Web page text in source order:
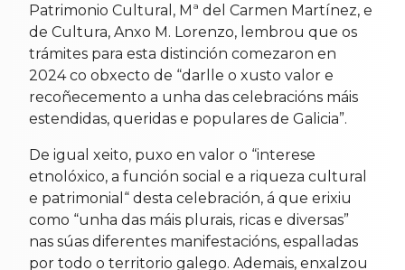
Patrimonio Cultural, Mª del Carmen Martínez, e
de Cultura, Anxo M. Lorenzo, lembrou que os
trámites para esta distinción comezaron en
2024 co obxecto de “darlle o xusto valor e
recoñecemento a unha das celebracións máis
estendidas, queridas e populares de Galicia”.
De igual xeito, puxo en valor o “interese
etnolóxico, a función social e a riqueza cultural
e patrimonial“ desta celebración, á que erixiu
como “unha das máis plurais, ricas e diversas”
nas súas diferentes manifestacións, espalladas
por todo o territorio galego. Ademais, enxalzou